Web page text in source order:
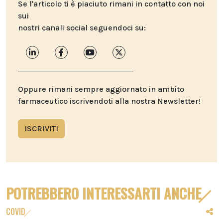
Se l'articolo ti è piaciuto rimani in contatto con noi
sui
nostri canali social seguendoci su:
Oppure rimani sempre aggiornato in ambito
farmaceutico iscrivendoti alla nostra Newsletter!
ISCRIVITI
POTREBBERO INTERESSARTI ANCHE
COVID